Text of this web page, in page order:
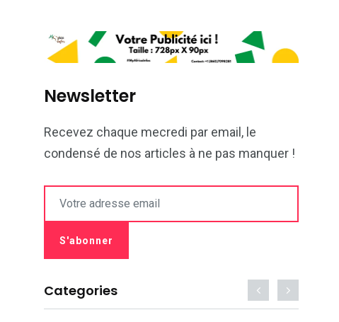
Newsletter
Recevez chaque mecredi par email, le
condensé de nos articles à ne pas manquer !
Categories